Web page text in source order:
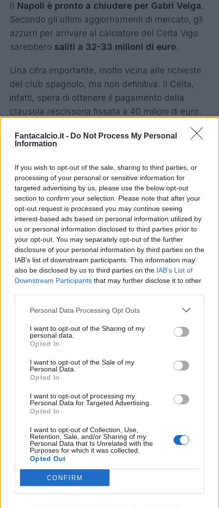
Fantacalcio.it - Do Not Process My Personal
Information
If you wish to opt-out of the sale, sharing to third parties, or
processing of your personal or sensitive information for
targeted advertising by us, please use the below opt-out
section to confirm your selection. Please note that after your
opt-out request is processed you may continue seeing
interest-based ads based on personal information utilized by
us or personal information disclosed to third parties prior to
your opt-out. You may separately opt-out of the further
disclosure of your personal information by third parties on the
IAB’s list of downstream participants. This information may
also be disclosed by us to third parties on the IAB’s List of
Downstream Participants that may further disclose it to other
Personal Data Processing Opt Outs
I want to opt-out of the Sharing of my
personal data.
Opted In
I want to opt-out of the Sale of my
Personal Data.
Opted In
I want to opt-out of processing my
Personal Data for Targeted Advertising.
Opted In
I want to opt-out of Collection, Use,
Retention, Sale, and/or Sharing of my
Personal Data that Is Unrelated with the
Purposes for which it was collected.
Opted Out
CONFIRM
Il Napoli è pronto a chiudere per Gabri Veiga.
Secondo gli ultimi aggiornamenti di mercato, gli
azzurri per arrivare al calciatore del Celta Vigo
sarebbero saliti a 32-33 milioni di euro.
Una cifra importante, molto vicina alle richieste
del club spagnolo, ma non definitiva. Il Celta,
infatti, spera di ottenere il pagamento della
clausola rescissoria fissata a 40 milioni di euro.
Una cifra che gli azzurri non intendo pagare per
intero. Il club di De Laurentiis, tuttavia, una volta
di euro con bonus. A quelle cifre l'affare
dovrebbe andare in porto.
Intanto, l’accordo con il giocatore sembrerebbe
già definito:cinque anni a 1,8 milioni più bonus.
Veiga è il primo nome per il mercato del
Napoliche sta lentamente abbandonando la
pista Koopmeiners, per il quale sarebbe servito
un ingaggio da 2,5-3 milioni di euro. Inoltre lo
spagnolo è più giovane, anche se meno pronto
per la Serie A (Gabri è un 2002, l'olandese un